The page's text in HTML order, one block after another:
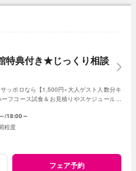
特典付き★じっくり相談
ッポロなら【1,500円×大人ゲスト人数分キ
フコース試食＆お見積りやスケジュールも
18:00～
程度
フェア予約